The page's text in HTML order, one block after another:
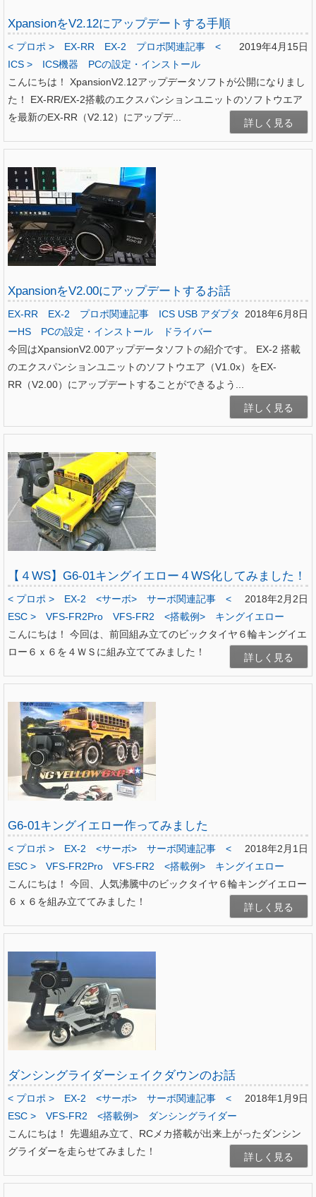
XpansionをV2.12にアップデートする手順
2019年4月15日
< プロポ > EX-RR EX-2 プロポ関連記事
<
ICS >
ICS機器
PCの設定・インストール
こんにちは！ XpansionV2.12アップデータソフトが公開になりまし
た！ EX-RR/EX-2搭載のエクスパンションユニットのソフトウエア
を最新のEX-RR（V2.12）にアップデ...
詳しく見る
XpansionをV2.00にアップデートするお話
2018年6月8日
EX-RR EX-2 プロポ関連記事
ICS USB アダプタ
ーHS
PCの設定・インストール
ドライバー
今回はXpansionV2.00アップデータソフトの紹介です。 EX-2 搭載
のエクスパンションユニットのソフトウエア（V1.0x）をEX-
RR（V2.00）にアップデートすることができるよう...
詳しく見る
【４WS】G6-01キングイエロー４WS化してみました！
2018年2月2日
< プロポ > EX-2 <サーボ> サーボ関連記事
<
ESC >
VFS-FR2Pro VFS-FR2 <搭載例>
キングイエロー
こんにちは！ 今回は、前回組み立てのビックタイヤ６輪キングイエ
ロー６ｘ６を４ＷＳに組み立ててみました！
詳しく見る
G6-01キングイエロー作ってみました
2018年2月1日
< プロポ > EX-2 <サーボ> サーボ関連記事
<
ESC >
VFS-FR2Pro VFS-FR2 <搭載例>
キングイエロー
こんにちは！ 今回、人気沸騰中のビックタイヤ６輪キングイエロー
６ｘ６を組み立ててみました！
詳しく見る
ダンシングライダーシェイクダウンのお話
2018年1月9日
< プロポ > EX-2 <サーボ> サーボ関連記事
<
ESC >
VFS-FR2 <搭載例>
ダンシングライダー
こんにちは！ 先週組み立て、RCメカ搭載が出来上がったダンシン
グライダーを走らせてみました！
詳しく見る